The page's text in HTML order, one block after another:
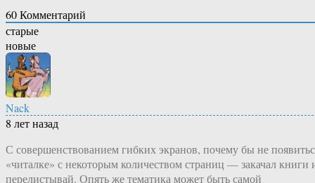
60Комментарий
старые
новые
Nack
8 лет назад
С совершенствованием гибких экранов, почему бы не
«читалке» с некоторым количеством страниц — закачал книги
перелистывай. Опять же тематика может быть самой